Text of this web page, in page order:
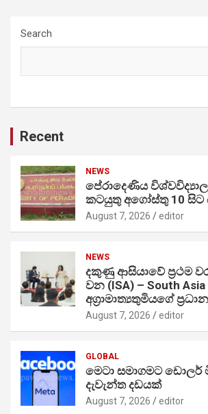
Search
Recent
NEWS
පේරාදෙණිය
කටයුතු අගෝස්තු 10 සිට
August 7, 2026 editor
NEWS
දකුණු ආසියාවේ ප්‍රථම
වන (ISA) – South
අග්‍රාමාත්‍යතුමියගේ
August 7, 2026 editor
GLOBAL
මෙටා සමාගමට ඩොලර්
දැවැන්ත දඩයක්
August 7, 2026 editor